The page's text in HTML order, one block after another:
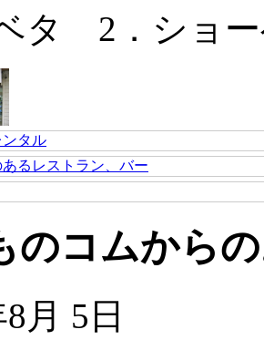
タ 2．ショ
のコムから
月 5日